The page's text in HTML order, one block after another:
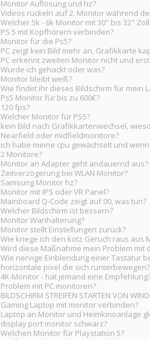
Monitor Auflösung und hz?
Videos ruckeln auf 2. Monitor während
Welcher 5k - 6k Monitor mit 30" bis 32"
PS 5 mit Kopfhörern verbinden?
Monitor für die Ps5?
PC zeigt kein Bild mehr an, Grafikkarte
PC erkennt zweiten Monitor nicht und
Wurde ich gehackt oder was?
Monitor bleibt weiß?
Wie findet ihr dieses Bildschirm für mein
Ps5 Monitor für bis zu 600€?
120 fps?
Welcher Monitor für PS5?
kein Bild nach Grafikkartenwechsel,
Nearfield oder midfieldmonitore?
ich habe meine cpu gewächselt und
2 Monitore?
Monitor an Adapter geht andauernd aus?
Zeitverzögerung bei WLAN Monitor?
Samsung Monitor hz?
Monitor mit IPS oder VR Panel?
Mainboard Q-Code zeigt auf 00, was tun?
Welcher Bildschirm ist bessern?
Monitor Wanhalterung?
Monitor stellt Einstellungen zurück?
Wie kriege ich den kotz Geruch raus aus
Wird diese Maßnahme mein Problem mit
Wie nervige Einblendung einer Tastatur
horizontale pixel die sich runterbewegen?
4K-Monitor - hat jemand eine
Problem mit PC monitoren?
BILDSCHIRM STREIFEN STARTEN VON
Gaming Laptop mit monitor verbinden?
Laptop an Monitor und Heimkinoanlage
display port monitor schwarz?
Welchen Monitor für Playstation 5?